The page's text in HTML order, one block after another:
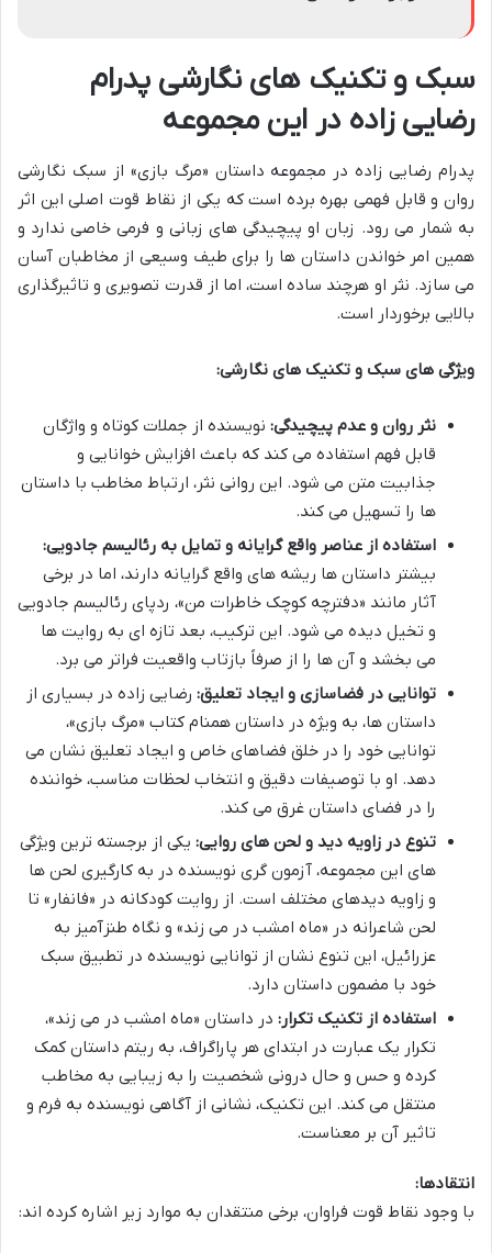
سبک و تکنیک های نگارشی پدرام
رضایی زاده در این مجموعه
پدرام رضایی زاده در مجموعه داستان «مرگ بازی» از سبک نگارشی
روان و قابل فهمی بهره برده است که یکی از نقاط قوت اصلی این اثر
به شمار می رود. زبان او پیچیدگی های زبانی و فرمی خاصی ندارد و
همین امر خواندن داستان ها را برای طیف وسیعی از مخاطبان آسان
می سازد. نثر او هرچند ساده است، اما از قدرت تصویری و تاثیرگذاری
بالایی برخوردار است.
ویژگی های سبک و تکنیک های نگارشی:
نثر روان و عدم پیچیدگی: نویسنده از جملات کوتاه و واژگان
قابل فهم استفاده می کند که باعث افزایش خوانایی و
جذابیت متن می شود. این روانی نثر، ارتباط مخاطب با داستان
ها را تسهیل می کند.
استفاده از عناصر واقع گرایانه و تمایل به رئالیسم جادویی:
بیشتر داستان ها ریشه های واقع گرایانه دارند، اما در برخی
آثار مانند «دفترچه کوچک خاطرات من»، ردپای رئالیسم جادویی
و تخیل دیده می شود. این ترکیب، بعد تازه ای به روایت ها
می بخشد و آن ها را از صرفاً بازتاب واقعیت فراتر می برد.
توانایی در فضاسازی و ایجاد تعلیق: رضایی زاده در بسیاری از
داستان ها، به ویژه در داستان همنام کتاب «مرگ بازی»،
توانایی خود را در خلق فضاهای خاص و ایجاد تعلیق نشان می
دهد. او با توصیفات دقیق و انتخاب لحظات مناسب، خواننده
را در فضای داستان غرق می کند.
تنوع در زاویه دید و لحن های روایی: یکی از برجسته ترین ویژگی
های این مجموعه، آزمون گری نویسنده در به کارگیری لحن ها
و زاویه دیدهای مختلف است. از روایت کودکانه در «فانفار» تا
لحن شاعرانه در «ماه امشب در می زند» و نگاه طنزآمیز به
عزرائیل، این تنوع نشان از توانایی نویسنده در تطبیق سبک
خود با مضمون داستان دارد.
استفاده از تکنیک تکرار: در داستان «ماه امشب در می زند»،
تکرار یک عبارت در ابتدای هر پاراگراف، به ریتم داستان کمک
کرده و حس و حال درونی شخصیت را به زیبایی به مخاطب
منتقل می کند. این تکنیک، نشانی از آگاهی نویسنده به فرم و
تاثیر آن بر معناست.
انتقادها:
با وجود نقاط قوت فراوان، برخی منتقدان به موارد زیر اشاره کرده اند: